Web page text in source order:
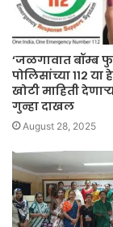
‘जळगावात बॉम्ब
पोलिसांच्या ११२
खोटी माहिती
गुन्हा दाखल
August 28, 2025